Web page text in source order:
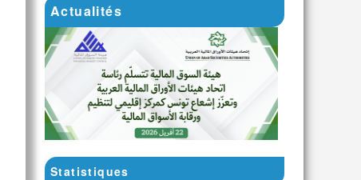
Actualités
Statistiques